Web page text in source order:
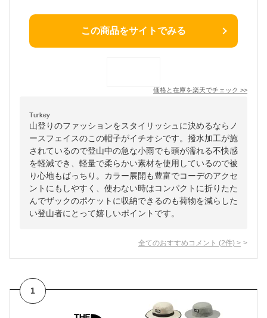
この商品をサイトでみる
価格と在庫を楽天でチェック >>
Turkey
山登りのファッションをスタイリッシュに決めるならノ
ースフェイスのこの帽子がイチオシです。撥水加工が施
されているので登山中の急な小雨でも頭が濡れる不快感
を軽減でき、軽量で柔らかい素材を使用しているので被
り心地もばっちり。カラー展開も豊富でコーデのアクセ
ントにもしやすく、使わない時はコンパクトに折りたた
んでザックのポケットに収納できるのも荷物を減らした
い登山者にとって嬉しいポイントです。
全てのおすすめコメント (2件) >
1